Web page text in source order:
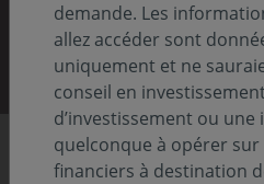
Découvrir
Chiffres clés
demande. Les
allez accéder sont
uniquement et ne
conseil en
d’investissement ou
quelconque à opérer sur
financiers à destination